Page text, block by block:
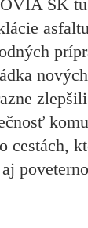
SK
cestách,